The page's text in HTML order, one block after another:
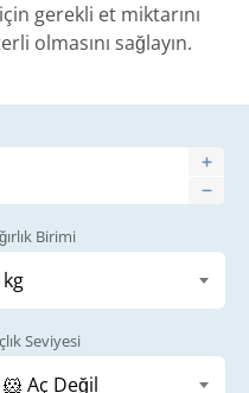
gerekli et miktarını
olmasını sağlayın.
Birimi
Seviyesi